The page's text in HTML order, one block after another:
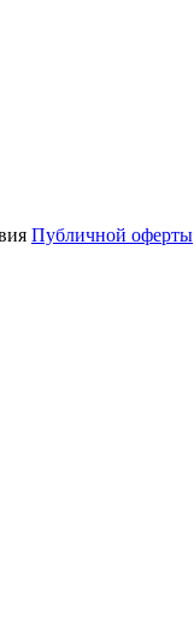
Публичной оферты